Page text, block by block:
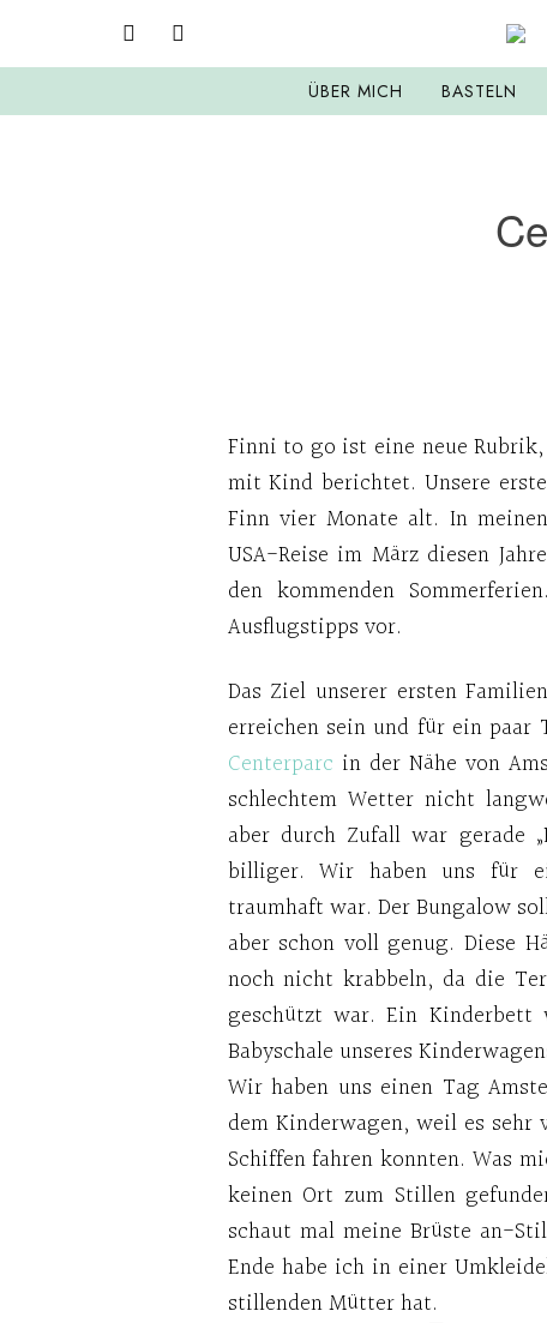
ÜBER MICH BASTELN
Finni to go ist eine neue
mit Kind berichtet. Unsere
Finn vier Monate alt. In
USA-Reise im März diesen
den kommenden
Ausflugstipps vor.
Das Ziel unserer ersten
erreichen sein und für ein paar
Centerparc in der Nähe von
schlechtem Wetter nicht
aber durch Zufall war gerade
billiger. Wir haben uns für
traumhaft war. Der Bungalow
aber schon voll genug. Diese
noch nicht krabbeln, da die
geschützt war. Ein
Babyschale unseres
Wir haben uns einen Tag
dem Kinderwagen, weil es
Schiffen fahren konnten. Was
keinen Ort zum Stillen
schaut mal meine Brüste an-
Ende habe ich in einer
stillenden Mütter hat.